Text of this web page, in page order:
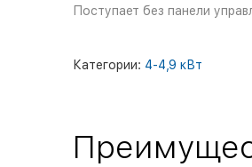
Поступает без панели
Категории: 4-4,9 кВт